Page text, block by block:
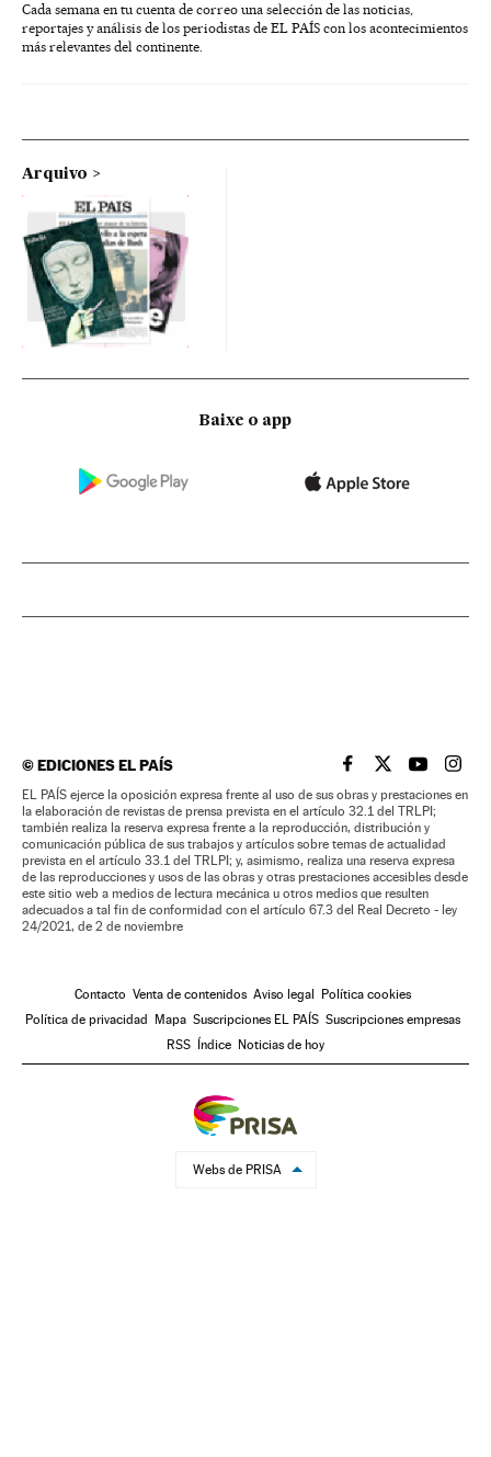
Cada semana en tu cuenta de correo una selección de las noticias,
reportajes y análisis de los periodistas de EL PAÍS con los acontecimientos
más relevantes del continente.
Arquivo
Baixe o app
©EDICIONES EL PAÍS EL PAÍS BRASIL EN
EL PAÍSEL PAÍS
EL
EL PAÍS ejerce la oposición expresa frente al uso de sus obras y prestaciones en
la elaboración de revistas de prensa prevista en el artículo 32.1 del TRLPI;
también realiza la reserva expresa frente a la reproducción, distribución y
comunicación pública de sus trabajos y artículos sobre temas de actualidad
prevista en el artículo 33.1 del TRLPI; y, asimismo, realiza una reserva expresa
de las reproducciones y usos de las obras y otras prestaciones accesibles desde
este sitio web a medios de lectura mecánica u otros medios que resulten
adecuados a tal fin de conformidad con el artículo 67.3 del Real Decreto - ley
24/2021, de 2 de noviembre
Contacto Venta de contenidos Aviso legal Política cookies
Política de privacidad Mapa Suscripciones EL PAÍS Suscripciones empresas
RSS Índice Noticias de hoy
Webs de PRISA